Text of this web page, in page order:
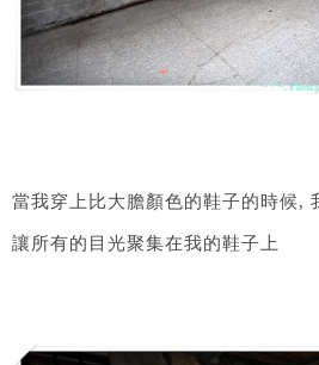
當我穿上比大膽顏色的鞋子的時候,
讓所有的目光聚集在我的鞋子上